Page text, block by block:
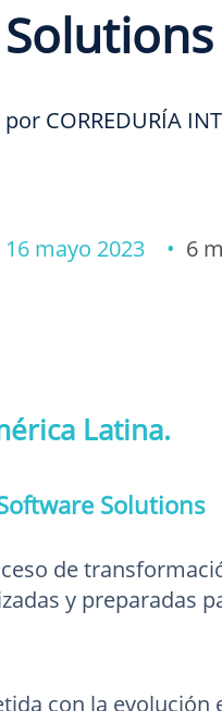
Solutions
por CORREDURÍA
16 mayo 2023 • 6
Latina.
Solutions
de
y preparadas
con la evolución